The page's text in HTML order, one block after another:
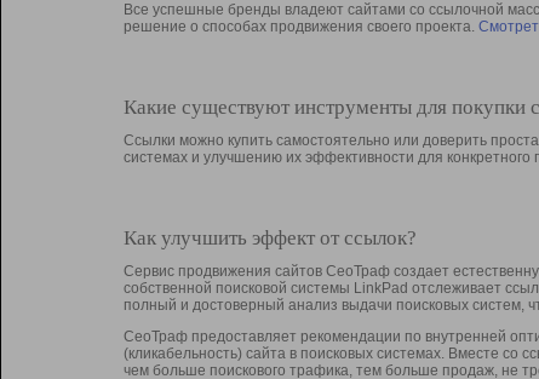
Все успешные бренды владеют сайтами со ссылочной
решение о способах продвижения своего проекта.
Какие существуют инструменты для покупки
Ссылки можно купить самостоятельно или доверить
системах и улучшению их эффективности для конкретного
Как улучшить эффект от ссылок?
Сервис продвижения сайтов СеоТраф создает
собственной поисковой системы LinkPad отслеживает
полный и достоверный анализ выдачи поисковых систем,
СеоТраф предоставляет рекомендации по внутренней
(кликабельность) сайта в поисковых системах. Вместе со
чем больше поискового трафика, тем больше продаж, не